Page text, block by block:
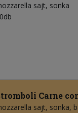
sajt sonka
Carne
sajt sonka